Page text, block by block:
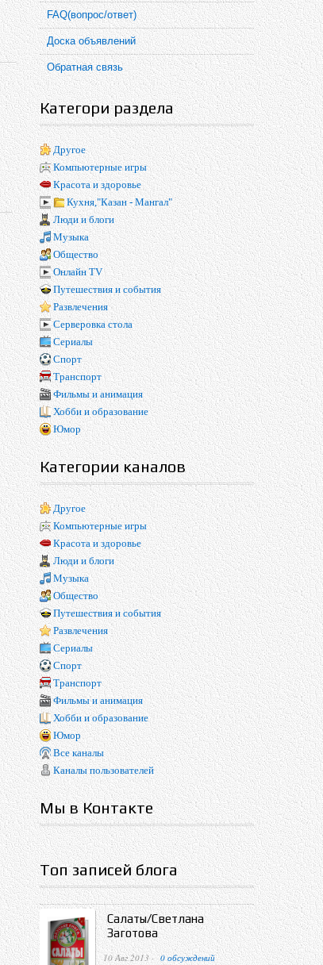
FAQ(вопрос/ответ)
Доска объявлений
Обратная связь
Категори раздела
Другое
Компьютерные игры
Красота и здоровье
Кухня,"Казан - Мангал"
Люди и блоги
Музыка
Общество
Онлайн TV
Путешествия и события
Развлечения
Серверовка стола
Сериалы
Спорт
Транспорт
Фильмы и анимация
Хобби и образование
Юмор
Категории каналов
Другое
Компьютерные игры
Красота и здоровье
Люди и блоги
Музыка
Общество
Путешествия и события
Развлечения
Сериалы
Спорт
Транспорт
Фильмы и анимация
Хобби и образование
Юмор
Все каналы
Каналы пользователей
Мы в Контакте
Топ записей блога
Салаты/Светлана
Заготова
10 Авг 2013 · 0 обсуждений